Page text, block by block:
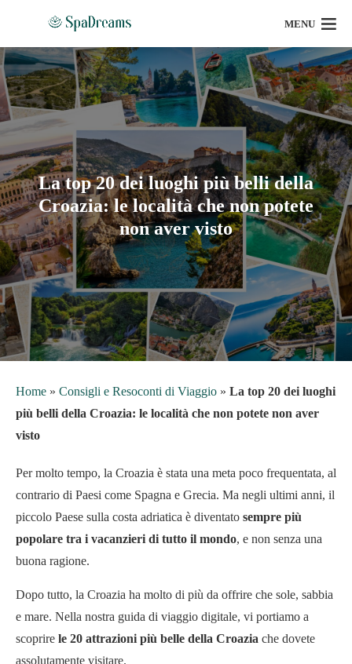
MENU
La top 20 dei luoghi più belli della
Croazia: le località che non potete
non aver visto
Home » Consigli e Resoconti di Viaggio » La top 20 dei luoghi
più belli della Croazia: le località che non potete non aver
visto
Per molto tempo, la Croazia è stata una meta poco frequentata, al
contrario di Paesi come Spagna e Grecia. Ma negli ultimi anni, il
piccolo Paese sulla costa adriatica è diventato sempre più
popolare tra i vacanzieri di tutto il mondo, e non senza una
buona ragione.
Dopo tutto, la Croazia ha molto di più da offrire che sole, sabbia
e mare. Nella nostra guida di viaggio digitale, vi portiamo a
scoprire le 20 attrazioni più belle della Croazia che dovete
assolutamente visitare.